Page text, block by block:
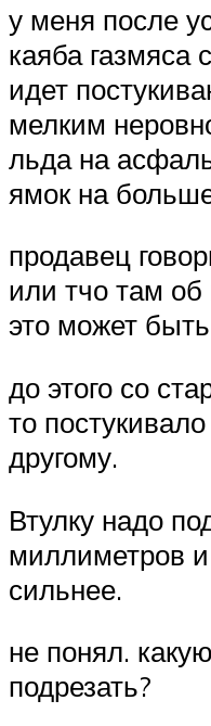
у меня после
каяба газмяса
идет
мелким
льда на
ямок на
продавец
или тчо там об
это может
до этого со
то
другому.
Втулку надо
миллиметров
сильнее.
не понял.
подрезать?